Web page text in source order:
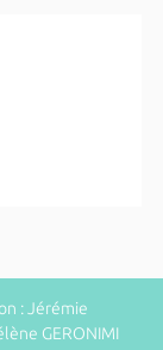
: Jérémie
GERONIMI